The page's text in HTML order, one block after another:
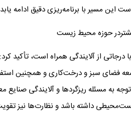
این مسیر با برنامه‌ریزی دقیق ادامه
حوزه محیط زیست
درجاتی از آلایندگی همراه است،
فضای سبز و درخت‌کاری و همچنین
به مسئله ریزگردها و آلایندگی صنایع
داشته باشد و نظارت‌ها نیز